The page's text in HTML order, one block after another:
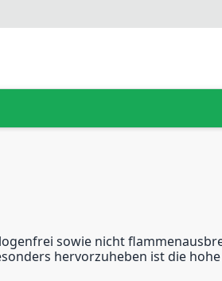
sowie nicht
hervorzuheben ist die